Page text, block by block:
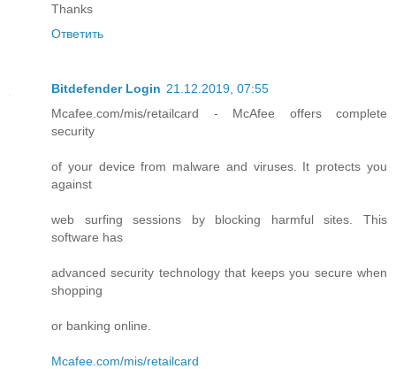
Thanks
Ответить
Bitdefender Login 21.12.2019, 07:55
Mcafee.com/mis/retailcard - McAfee offers complete
security
of your device from malware and viruses. It protects you
against
web surfing sessions by blocking harmful sites. This
software has
advanced security technology that keeps you secure when
shopping
or banking online.
Mcafee.com/mis/retailcard